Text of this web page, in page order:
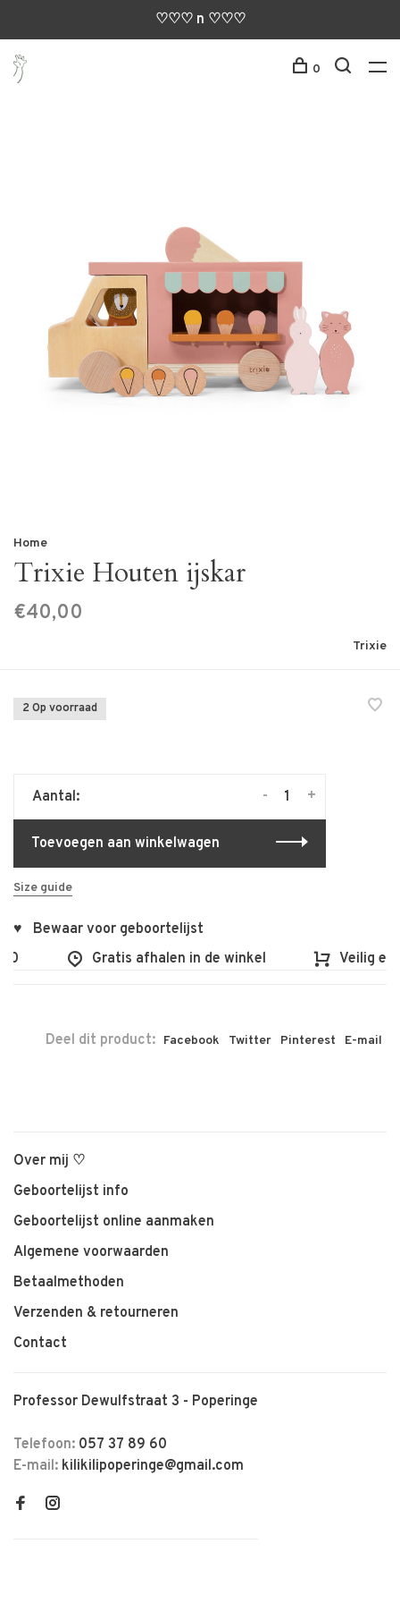
♡♡♡ n ♡♡♡
0
Home
Trixie Houten ijskar
€40,00
Trixie
2 Op voorraad
Aantal: +
-
Toevoegen aan winkelwagen
Size guide
♥ Bewaar voor geboortelijst
Gratis afhalen in de winkel Veilig en
Deel dit product: Facebook Twitter Pinterest E-mail
Over mij ♡
Geboortelijst info
Geboortelijst online aanmaken
Algemene voorwaarden
Betaalmethoden
Verzenden & retourneren
Contact
Professor Dewulfstraat 3 - Poperinge
Telefoon: 057 37 89 60
E-mail: kilikilipoperinge@gmail.com